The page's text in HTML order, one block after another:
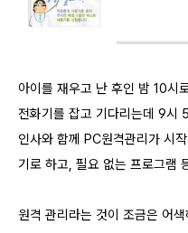
아이를 재우고 난 후인 밤 10시
전화기를 잡고 기다리는데 9시
인사와 함께 PC원격관리가 시
기로 하고, 필요 없는 프로그램
원격 관리라는 것이 조금은 어